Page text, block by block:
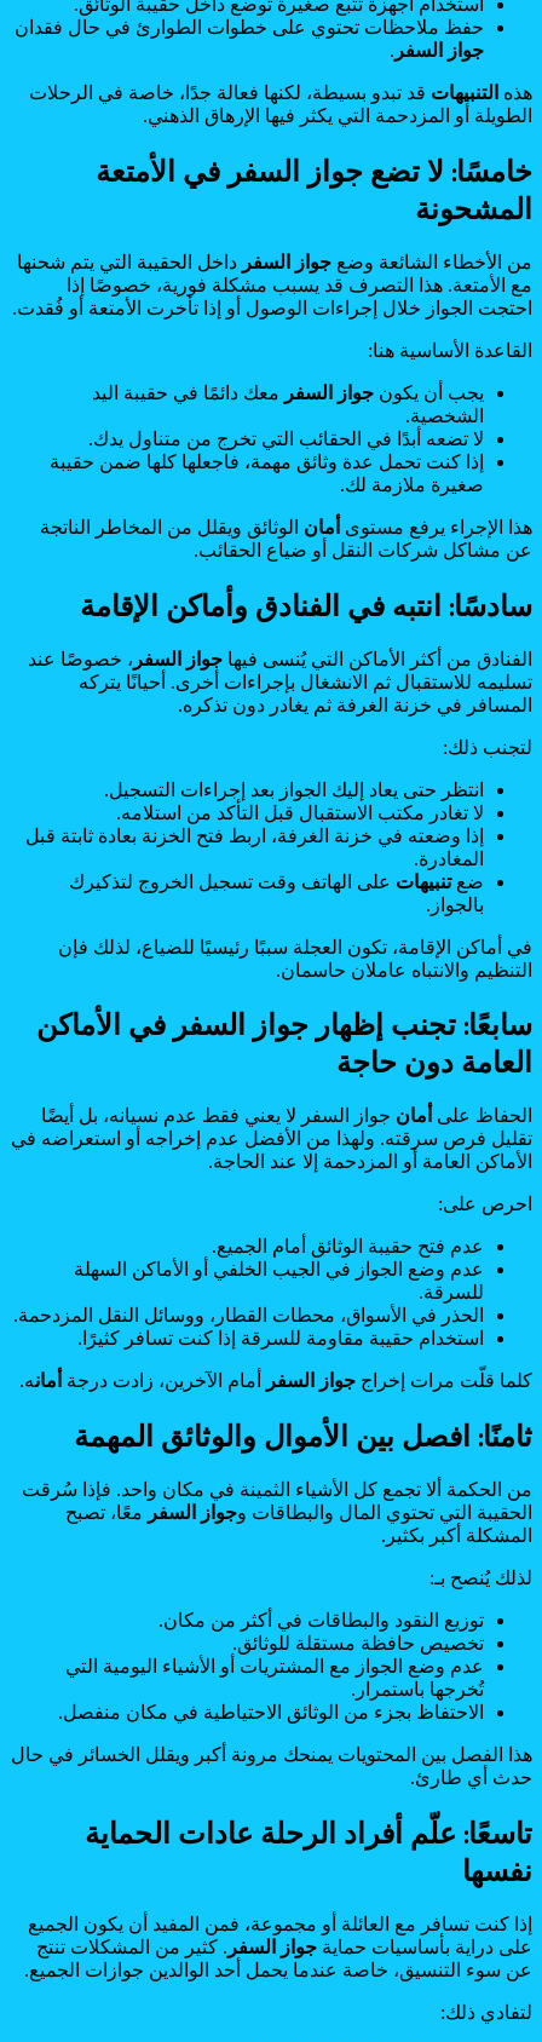
حفظ ملاحظات تحتوي على خطوات الطوارئ في حال فقدان
جواز السفر .
هذه التنبيهات قد تبدو بسيطة، لكنها فعالة جدًا، خاصة في الرحلات
الطويلة أو المزدحمة التي يكثر فيها الإرهاق الذهني.
خامسًا: لا تضع جواز السفر في الأمتعة
المشحونة
من الأخطاء الشائعة وضع جواز السفر داخل الحقيبة التي يتم شحنها
مع الأمتعة. هذا التصرف قد يسبب مشكلة فورية، خصوصًا إذا
احتجت الجواز خلال إجراءات الوصول أو إذا تأخرت الأمتعة أو فُقدت.
القاعدة الأساسية هنا:
يجب أن يكون جواز السفر معك دائمًا في حقيبة اليد
الشخصية.
لا تضعه أبدًا في الحقائب التي تخرج من متناول يدك.
إذا كنت تحمل عدة وثائق مهمة، فاجعلها كلها ضمن حقيبة
صغيرة ملازمة لك.
هذا الإجراء يرفع مستوى أمان الوثائق ويقلل من المخاطر الناتجة
عن مشاكل شركات النقل أو ضياع الحقائب.
سادسًا: انتبه في الفنادق وأماكن الإقامة
الفنادق من أكثر الأماكن التي يُنسى فيها جواز السفر ، خصوصًا عند
تسليمه للاستقبال ثم الانشغال بإجراءات أخرى. أحيانًا يتركه
المسافر في خزنة الغرفة ثم يغادر دون تذكره.
لتجنب ذلك:
انتظر حتى يعاد إليك الجواز بعد إجراءات التسجيل.
لا تغادر مكتب الاستقبال قبل التأكد من استلامه.
إذا وضعته في خزنة الغرفة، اربط فتح الخزنة بعادة ثابتة قبل
المغادرة.
ضعتنبيهات على الهاتف وقت تسجيل الخروج لتذكيرك
بالجواز.
في أماكن الإقامة، تكون العجلة سببًا رئيسيًا للضياع، لذلك فإن
التنظيم والانتباه عاملان حاسمان.
سابعًا: تجنب إظهار جواز السفر في الأماكن
العامة دون حاجة
الحفاظ على أمان جواز السفر لا يعني فقط عدم نسيانه، بل أيضًا
تقليل فرص سرقته. ولهذا من الأفضل عدم إخراجه أو استعراضه في
الأماكن العامة أو المزدحمة إلا عند الحاجة.
احرص على:
عدم فتح حقيبة الوثائق أمام الجميع.
عدم وضع الجواز في الجيب الخلفي أو الأماكن السهلة
للسرقة.
الحذر في الأسواق، محطات القطار، ووسائل النقل المزدحمة.
استخدام حقيبة مقاومة للسرقة إذا كنت تسافر كثيرًا.
كلما قلّت مرات إخراج جواز السفر أمام الآخرين، زادت درجة أمانه.
ثامنًا: افصل بين الأموال والوثائق المهمة
من الحكمة ألا تجمع كل الأشياء الثمينة في مكان واحد. فإذا سُرقت
الحقيبة التي تحتوي المال والبطاقات وجواز السفر معًا، تصبح
المشكلة أكبر بكثير.
لذلك يُنصح بـ:
توزيع النقود والبطاقات في أكثر من مكان.
تخصيص حافظة مستقلة للوثائق.
عدم وضع الجواز مع المشتريات أو الأشياء اليومية التي
تُخرجها باستمرار.
الاحتفاظ بجزء من الوثائق الاحتياطية في مكان منفصل.
هذا الفصل بين المحتويات يمنحك مرونة أكبر ويقلل الخسائر في حال
حدث أي طارئ.
تاسعًا: علّم أفراد الرحلة عادات الحماية
نفسها
إذا كنت تسافر مع العائلة أو مجموعة، فمن المفيد أن يكون الجميع
على دراية بأساسيات حماية جواز السفر . كثير من المشكلات تنتج
عن سوء التنسيق، خاصة عندما يحمل أحد الوالدين جوازات الجميع.
لتفادي ذلك: